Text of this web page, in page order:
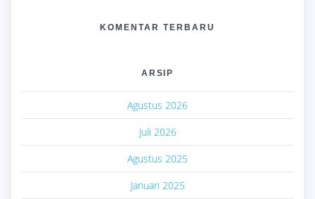
KOMENTAR TERBARU
ARSIP
Agustus 2026
Juli 2026
Agustus 2025
Januari 2025